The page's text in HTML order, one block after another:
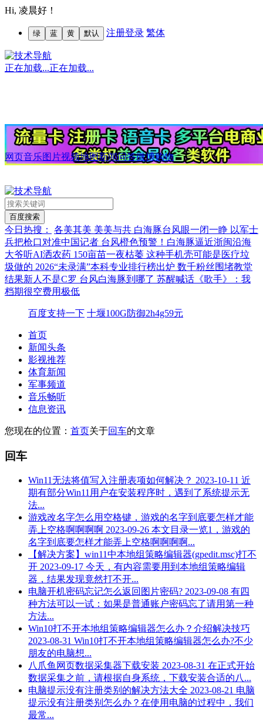
Hi, 凌晨好！
绿 蓝 黄 默认 注册登录 繁体
正在加载...正在加载...
网页音乐图片视频地图新闻问答微博购物
今日热搜： 各美其美 美美与共 白海豚台风眼一闭一睁 以军士
兵把枪口对准中国记者 台风橙色预警！白海豚逼近浙闽沿海
大爷听AI洒农药 150亩苗一夜枯萎 这种手机壳可能是医疗垃
圾做的 2026“未录满”本科专业排行榜出炉 数千粉丝围堵教堂
结果新人不是C罗 台风白海豚到哪了 苏醒喊话《歌手》：我
档期很空费用极低
百度支持一下 十堰100G防御2h4g59元
首页
新闻头条
影视推荐
体育新闻
军事频道
音乐畅听
信息资讯
您现在的位置： 首页关于回车的文章
回车
Win11无法将值写入注册表项如何解决？ 2023-10-11 近
期有部分Win11用户在安装程序时，遇到了系统提示无
法...
游戏改名字怎么用空格键，游戏的名字到底要怎样才能
弄上空格啊啊啊啊 2023-09-26 本文目录一览1，游戏的
名字到底要怎样才能弄上空格啊啊啊啊...
【解决方案】win11中本地组策略编辑器(gpedit.msc)打不
开 2023-09-17 今天，有内容需要用到本地组策略编辑
器，结果发现竟然打不开...
电脑开机密码忘记怎么返回图片密码? 2023-09-08 有四
种方法可以一试：如果是普通账户密码忘了请用第一种
方法...
Win10打不开本地组策略编辑器怎么办？介绍解决技巧
2023-08-31 Win10打不开本地组策略编辑器怎么办?不少
朋友的电脑想...
八爪鱼网页数据采集器下载安装 2023-08-31 在正式开始
数据采集之前，请根据自身系统，下载安装合适的八...
电脑提示没有注册类别的解决方法大全 2023-08-21 电脑
提示没有注册类别怎么办？在使用电脑的过程中，我们
最常...